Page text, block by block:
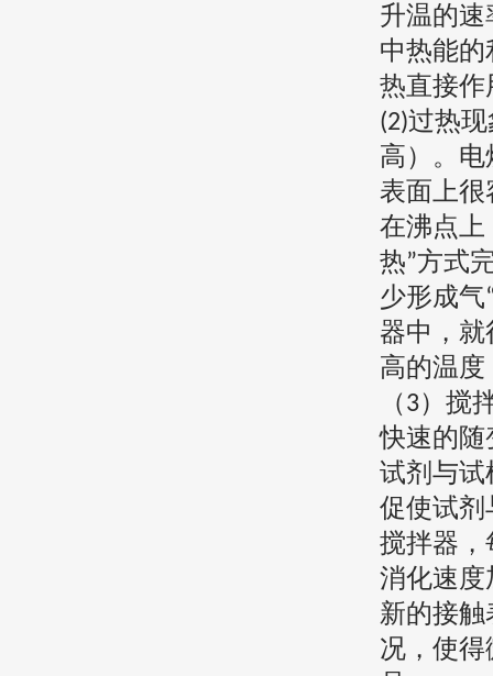
升温的
中热能
热直接作
(2)过热
高）。
表面上很
在沸点上
热”方式
少形成气
器中，
高的温
（ 3）搅
快速的随
试剂与试
促使试剂
搅拌器，
消化速度
新的接
况，使